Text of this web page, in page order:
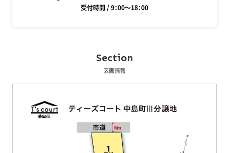
受付時間 / 9：00～18：00
Section
区画情報